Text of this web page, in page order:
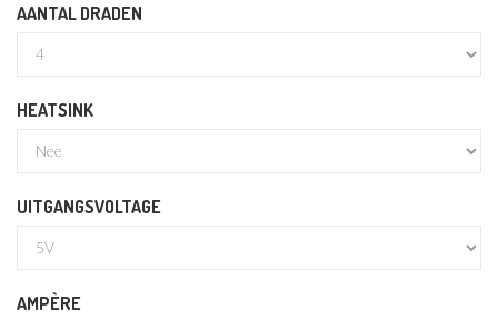
AANTAL DRADEN
HEATSINK
UITGANGSVOLTAGE
AMPÈRE